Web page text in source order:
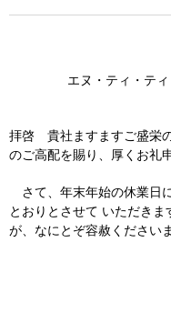
エヌ・ティ・テ
拝啓 貴社ますますご盛栄
のご高配を賜り、厚くお礼
さて、年末年始の休業日
とおりとさせて いただき
が、なにとぞ容赦ください